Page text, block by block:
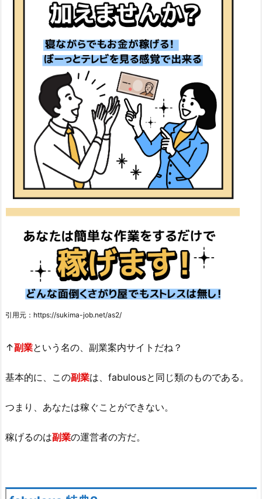
引用元：https://sukima-job.net/as2/
↑副業という名の、副業案内サイトだね？
基本的に、この副業は、fabulousと同じ類のものである。
つまり、あなたは稼ぐことができない。
稼げるのは副業の運営者の方だ。